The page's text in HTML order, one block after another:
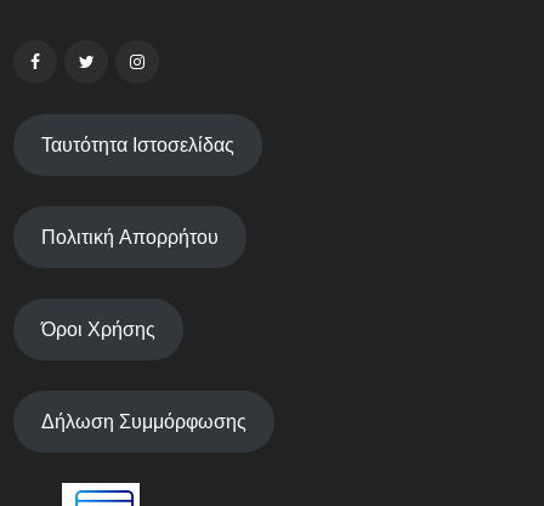
Ταυτότητα Ιστοσελίδας
Πολιτική Απορρήτου
Όροι Χρήσης
Δήλωση Συμμόρφωσης